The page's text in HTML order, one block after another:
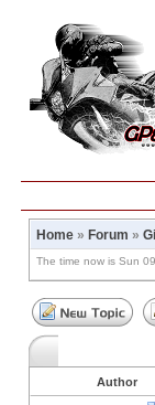
Home » Forum »
The time now is Sun
Author